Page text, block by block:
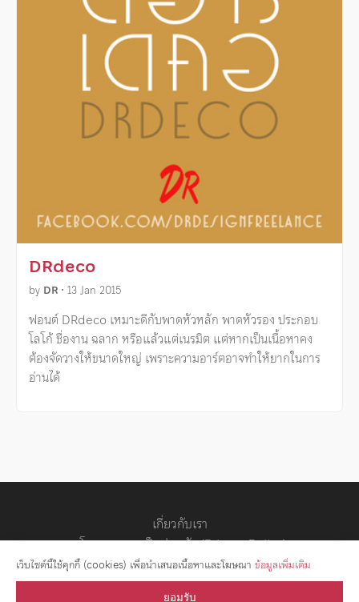
DRdeco
by DR • 13 Jan 2015
ฟอนต์ DRdeco เหมาะดีกับพาดหัวหลัก พาดหัวรอง ประกอบ
โลโก้ ชื่องาน ฉลาก หรือแล้วแต่เนรมิต แต่หากเป็นเนื้อหาคง
ต้องจัดวางให้ขนาดใหญ่ เพราะความอาร์ตอาจทำให้ยากในการ
อ่านได้
เกี่ยวกับเรา
นโยบายความเป็นส่วนตัว (Privacy Policy)
สัญญาอนุญาต
เว็บไซต์นี้ใช้คุกกี้ (cookies) เพื่อนำเสนอเนื้อหาและโฆษณา ข้อมูลเพิ่มเติม
ยอมรับ